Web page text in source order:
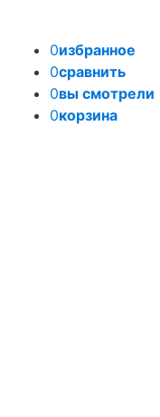
0избранное
0сравнить
0вы смотрели
0корзина